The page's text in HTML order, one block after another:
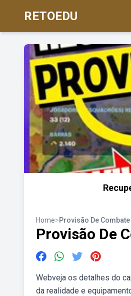
RETOEDU
Home>Provisão De
Provisão De
Webveja os detalhes do
da realidade e